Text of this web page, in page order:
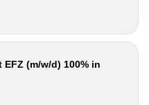
(m/w/d) 100% in